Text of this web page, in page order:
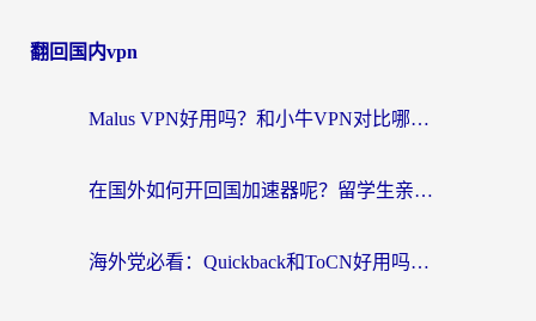
翻回国内vpn
Malus VPN好用吗？和小牛VPN对比哪个回国效果更好？海外党亲测实用指南
在国外如何开回国加速器呢？留学生亲测的无缝访问国内资源指南
海外党必看：Quickback和ToCN好用吗？3分钟选对回国加速器的实用指南